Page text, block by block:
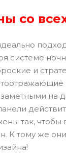
со
системе
и
на
так, чтобы
К тому же